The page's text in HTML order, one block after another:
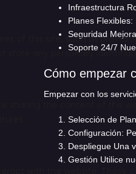
Infraestructura
Planes Flexibles:
Seguridad
Soporte 24/7
Cómo empezar
Empezar con los
Selección de
Configuración:
Despliegue Una
Gestión Utilice